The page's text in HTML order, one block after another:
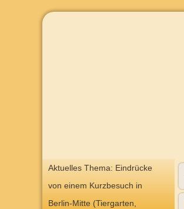
Aktuelles Thema: Eindrücke
von einem Kurzbesuch in
Berlin-Mitte (Tiergarten,